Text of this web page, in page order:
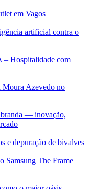
em Vagos
artificial contra o
Hospitalidade com
Moura Azevedo no
— inovação,
e depuração de bivalves
Samsung The Frame